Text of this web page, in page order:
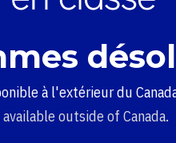
à l'extérieur du
outside of Canada.